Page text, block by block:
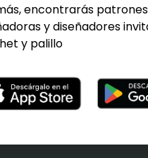
encontrarás
y diseñadores
y palillo